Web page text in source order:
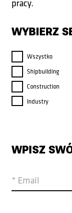
pracy.
WYBIERZ
Wszystko
Shipbuilding
Construction
Industry
WPISZ
* Email